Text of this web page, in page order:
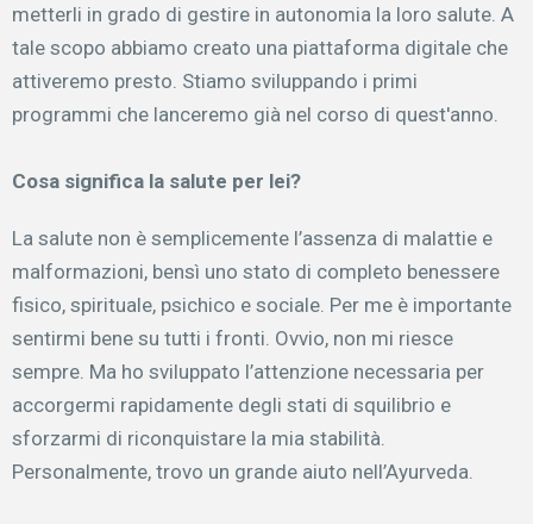
metterli in grado di gestire in autonomia la loro salute. A
tale scopo abbiamo creato una piattaforma digitale che
attiveremo presto. Stiamo sviluppando i primi
programmi che lanceremo già nel corso di quest'anno.
Cosa significa la salute per lei?
La salute non è semplicemente l’assenza di malattie e
malformazioni, bensì uno stato di completo benessere
fisico, spirituale, psichico e sociale. Per me è importante
sentirmi bene su tutti i fronti. Ovvio, non mi riesce
sempre. Ma ho sviluppato l’attenzione necessaria per
accorgermi rapidamente degli stati di squilibrio e
sforzarmi di riconquistare la mia stabilità.
Personalmente, trovo un grande aiuto nell’Ayurveda.